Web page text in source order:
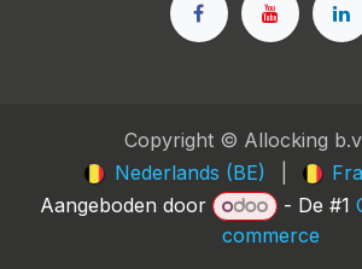
Copyright © Allocking
Nederlands (BE)
Aangeboden door
- De #1
commerce